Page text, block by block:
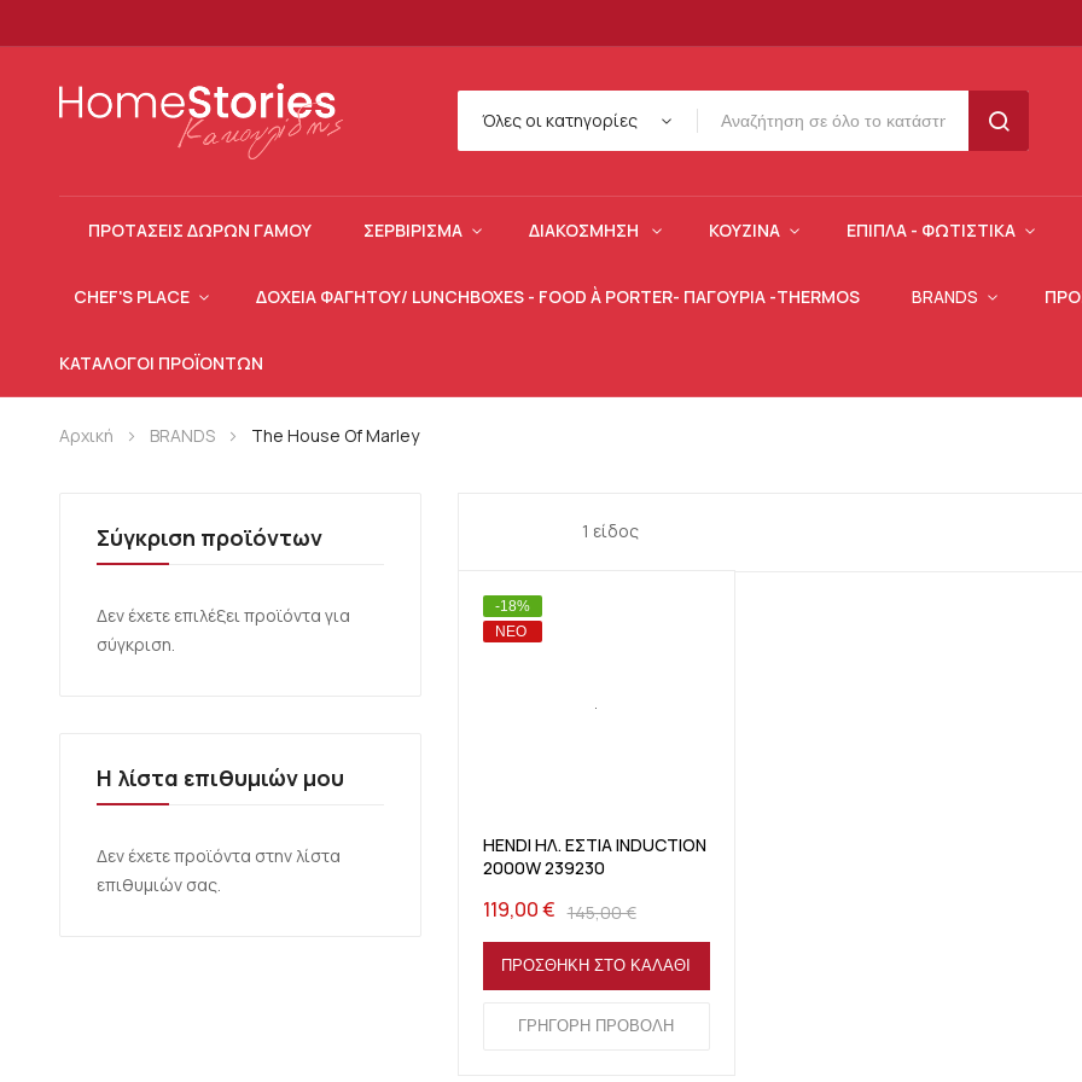
Όλες οι κατηγορίες
SEARCH
ΠΡΟΤΆΣΕΙΣ ΔΏΡΩΝ ΓΆΜΟΥ ΣΕΡΒΊΡΙΣΜΑ ΔΙΑΚΌΣΜΗΣΗ ΚΟΥΖΊΝΑ ΈΠΙΠΛΑ - ΦΩΤΙΣΤΙΚΆ
CHEF'S PLACE ΔOΧΕΊΑ ΦΑΓΗΤΟΎ/ LUNCHBOXES - FOOD À PORTER- ΠΑΓΟΎΡΙΑ -THERMOS BRANDS
ΚΑΤΆΛΟΓΟΙ ΠΡΟΪΌΝΤΩΝ
Αρχική BRANDS The House Of Marley
1 είδος
-18%
ΝΈΟ
HENDI ΗΛ. ΕΣΤΙΑ INDUCTION
2000W 239230
119,00 € 145,00 €
ΠΡΟΣΘΉΚΗ ΣΤΟ ΚΑΛΆΘΙ
ΓΡΉΓΟΡΗ ΠΡΟΒΟΛΉ
Σύγκριση προϊόντων
Δεν έχετε επιλέξει προϊόντα για
σύγκριση.
Η λίστα επιθυμιών μου
Δεν έχετε προϊόντα στην λίστα
επιθυμιών σας.